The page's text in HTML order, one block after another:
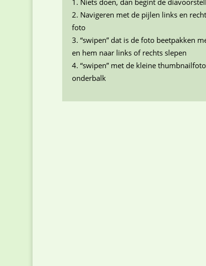
Niets doen, dan begint de
Navigeren met de pijlen links en
foto
“swipen” dat is de foto beetpakken
en hem naar links of rechts slepen
“swipen” met de kleine
onderbalk